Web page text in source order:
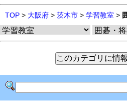
TOP > 大阪府 > 茨木市 > 学習教室 >